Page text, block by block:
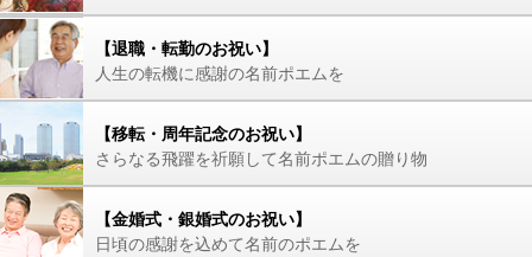
【退職・転勤のお祝い】
人生の転機に感謝の名前ポエムを
【移転・周年記念のお祝い】
さらなる飛躍を祈願して名前ポエムの贈り物
【金婚式・銀婚式のお祝い】
日頃の感謝を込めて名前のポエムを